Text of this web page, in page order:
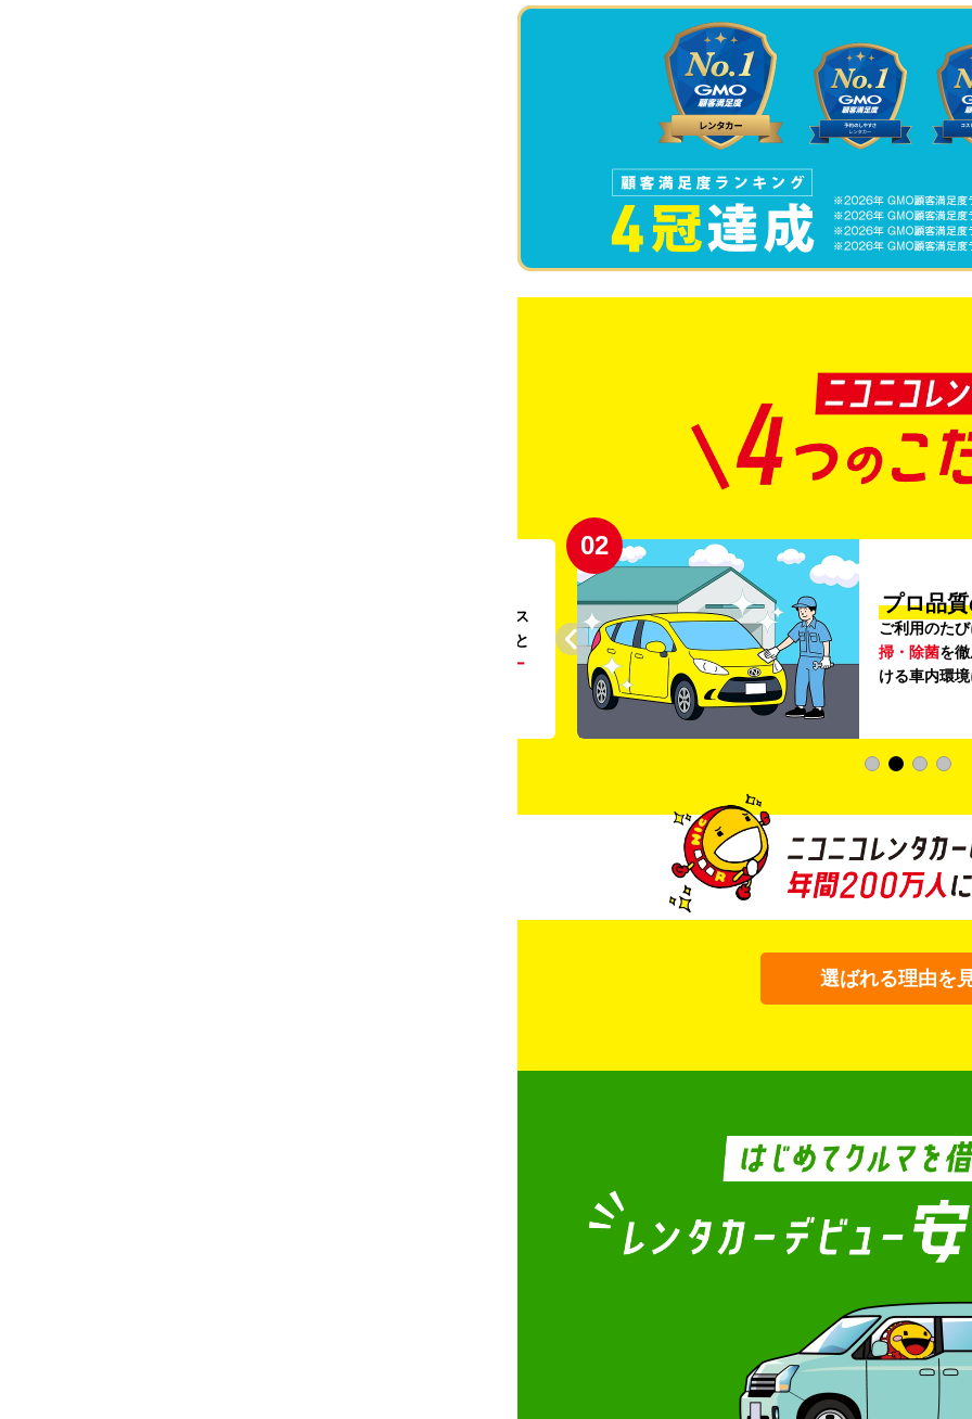
。ガソリンス
タンドや整備工場の既存インフラを活用すること
リー
02
プロ品
ご利用のた
掃・除菌を
ける車内環
選ばれる理由を